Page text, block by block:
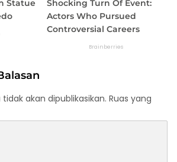
akan dipublikasikan. Ruas yang